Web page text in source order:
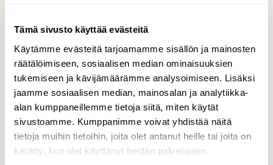
Tämä sivusto käyttää evästeitä
Käytämme evästeitä tarjoamamme sisällön ja mainosten
räätälöimiseen, sosiaalisen median ominaisuuksien
tukemiseen ja kävijämäärämme analysoimiseen. Lisäksi
jaamme sosiaalisen median, mainosalan ja analytiikka-
alan kumppaneillemme tietoja siitä, miten käytät
sivustoamme. Kumppanimme voivat yhdistää näitä
tietoja muihin tietoihin, joita olet antanut heille tai joita on
kerätty, kun olet käyttänyt heidän palvelujaan.
Rengastus Lapinpöllö
2011 tehtiin pesäpohja isoon kuuseen .
kesäkuun alussa2013 huomattiin , sehän
asuttu ! Emo ja kaksi poikasta rengastettiin
12.6.2013 . kuvaaja Juho Sallinen Oli